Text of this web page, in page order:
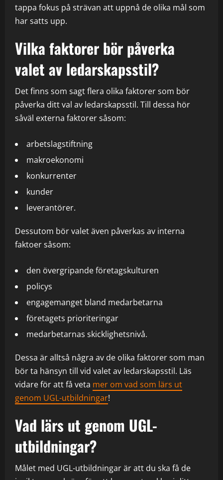
tappa fokus på strävan att uppnå de olika mål som
har satts upp.
Vilka faktorer bör påverka
valet av ledarskapsstil?
Det finns som sagt flera olika faktorer som bör
påverka ditt val av ledarskapsstil. Till dessa hör
såväl externa faktorer såsom:
arbetslagstiftning
makroekonomi
konkurrenter
kunder
leverantörer.
Dessutom bör valet även påverkas av interna
faktoer såsom:
den övergripande företagskulturen
policys
engagemanget bland medarbetarna
företagets prioriteringar
medarbetarnas skicklighetsnivå.
Dessa är alltså några av de olika faktorer som man
bör ta hänsyn till vid valet av ledarskapsstil. Läs
vidare för att få veta mer om vad som lärs ut
genom UGL-utbildningar!
Vad lärs ut genom UGL-
utbildningar?
Målet med UGL-utbildningar är att du ska få de